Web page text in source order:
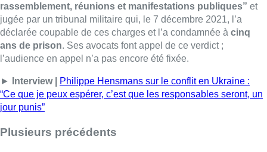
rassemblement, réunions et manifestations publiques” et
jugée par un tribunal militaire qui, le 7 décembre 2021, l’a
déclarée coupable de ces charges et l’a condamnée à cinq
ans de prison. Ses avocats font appel de ce verdict ;
l’audience en appel n’a pas encore été fixée.
► Interview |
Philippe Hensmans sur le conflit en Ukraine :
“Ce que je peux espérer, c’est que les responsables seront, un
jour punis”
Plusieurs précédents